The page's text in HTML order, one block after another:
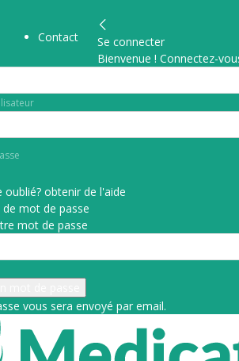
Contact
Se connecter
Bienvenue ! Connectez-
oublié? obtenir de l'aide
de mot de passe
mot de passe
vous sera envoyé par email.